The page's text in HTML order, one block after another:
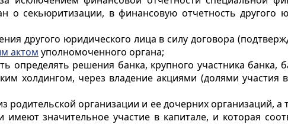
о секьюритизации, в финансовую отчетность другого
другого юридического лица в силу договора
актом уполномоченного органа;
решения банка, крупного участника банка,
холдингом, через владение акциями (долями участия
организации и ее дочерних организаций, а
значительное участие в капитале, и которая